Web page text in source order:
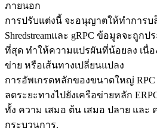
ภายนอก
การปรับแต่งนี้ จะอนุญาตให้ทําการ
Shredstreamและ gRPC ข้อมูลจะถูก
ที่สุด ทําให้ความแปรผันที่น้อยลง เนื่อ
ข่าย หรือเส้นทางเปลี่ยนแปลง
การอัพเกรดหลักของขนาดใหญ่ RPC
ลดระยะทางไปยังเครือข่ายหลัก
ทั้ง ความ เสมอ ต้น เสมอ ปลาย และ
กระบวนการ.